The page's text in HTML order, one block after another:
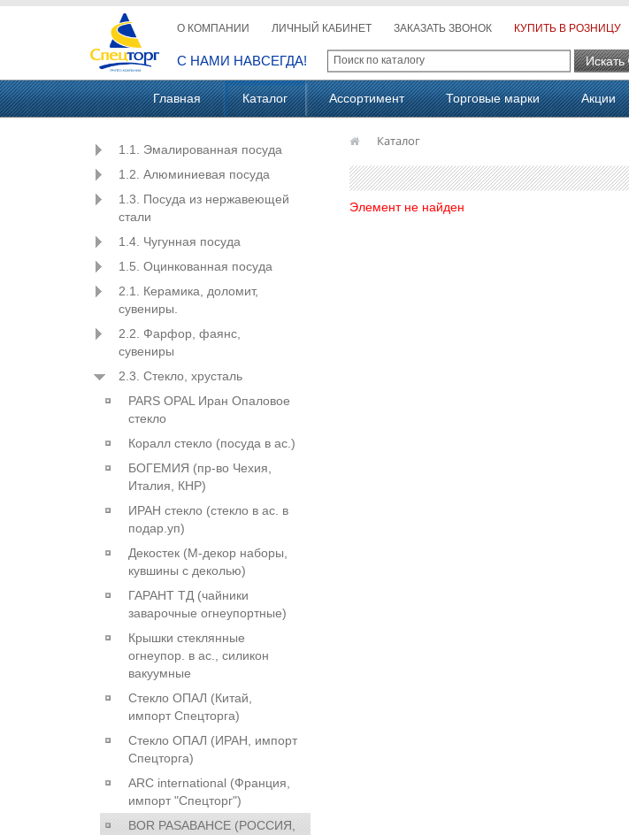
О КОМПАНИИ ЛИЧНЫЙ КАБИНЕТ ЗАКАЗАТЬ ЗВОНОК КУПИТЬ В РОЗНИЦУ
С НАМИ НАВСЕГДА! Искать
Главная Каталог Ассортимент Торговые марки Акции
1.1. Эмалированная посуда
1.2. Алюминиевая посуда
1.3. Посуда из нержавеющей
стали
1.4. Чугунная посуда
1.5. Оцинкованная посуда
2.1. Керамика, доломит,
сувениры.
2.2. Фарфор, фаянс,
сувениры
2.3. Стекло, хрусталь
PARS OPAL Иран Опаловое
стекло
Коралл стекло (посуда в ас.)
БОГЕМИЯ (пр-во Чехия,
Италия, КНР)
ИРАН стекло (стекло в ас. в
подар.уп)
Декостек (М-декор наборы,
кувшины с деколью)
ГАРАНТ ТД (чайники
заварочные огнеупортные)
Крышки стеклянные
огнеупор. в ас., силикон
вакуумные
Стекло ОПАЛ (Китай,
импорт Спецторга)
Стекло ОПАЛ (ИРАН, импорт
Спецторга)
ARC international (Франция,
импорт "Спецторг")
BOR PASABAHCE (РОСCИЯ,
Каталог
Элемент не найден